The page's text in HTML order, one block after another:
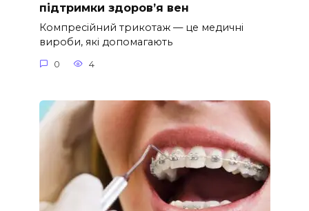
підтримки здоров’я вен
Компресійний трикотаж — це медичні
вироби, які допомагають
0 4